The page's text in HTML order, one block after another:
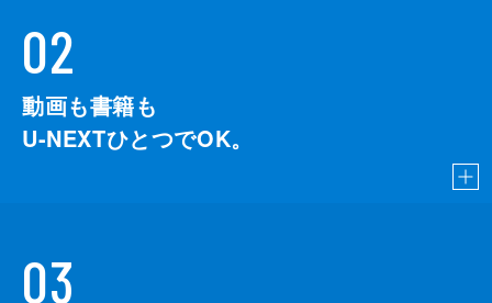
02
動画も書籍も
U-NEXTひとつでOK。
03